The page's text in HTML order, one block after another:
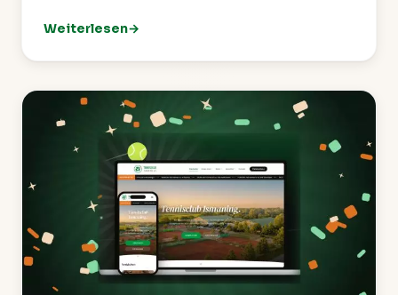
Weiterlesen
: TCI-Sommerfest 2026 – Ein rundum gelungenes